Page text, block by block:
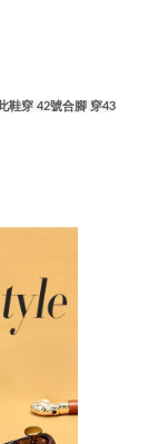
鞋穿 42號合腳 穿43